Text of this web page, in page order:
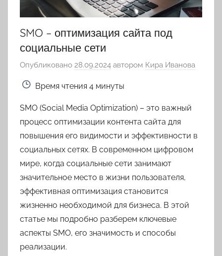
SMO – оптимизация сайта под
социальные сети
Опубликовано 28.09.2024 автором Кира Иванова
Время чтения 4 минуты
SMO (Social Media Optimization) – это важный
процесс оптимизации контента сайта для
повышения его видимости и эффективности в
социальных сетях. В современном цифровом
мире, когда социальные сети занимают
значительное место в жизни пользователя,
эффективная оптимизация становится
жизненно необходимой для бизнеса. В этой
статье мы подробно разберем ключевые
аспекты SMO, его значимость и способы
реализации.